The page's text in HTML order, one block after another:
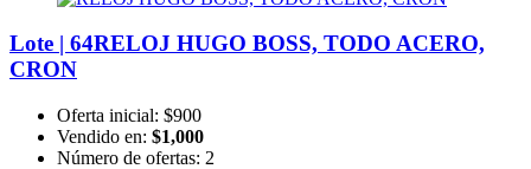
Lote | 64RELOJ HUGO BOSS, TODO ACERO,
CRON
Oferta inicial: $900
Vendido en: $1,000
Número de ofertas: 2